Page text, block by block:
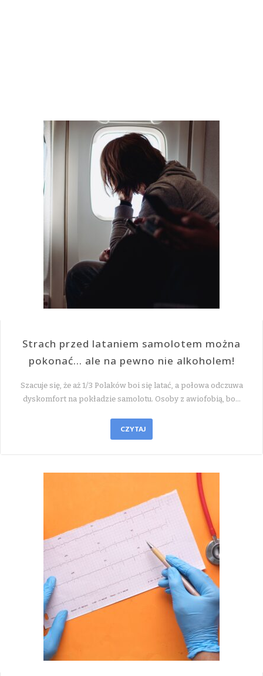
Strach przed lataniem samolotem można
pokonać… ale na pewno nie alkoholem!
Szacuje się, że aż 1/3 Polaków boi się latać, a połowa odczuwa
dyskomfort na pokładzie samolotu. Osoby z awiofobią, bo…
CZYTAJ